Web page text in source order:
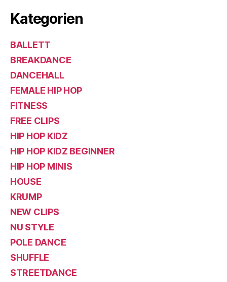
Kategorien
BALLETT
BREAKDANCE
DANCEHALL
FEMALE HIP HOP
FITNESS
FREE CLIPS
HIP HOP KIDZ
HIP HOP KIDZ BEGINNER
HIP HOP MINIS
HOUSE
KRUMP
NEW CLIPS
NU STYLE
POLE DANCE
SHUFFLE
STREETDANCE